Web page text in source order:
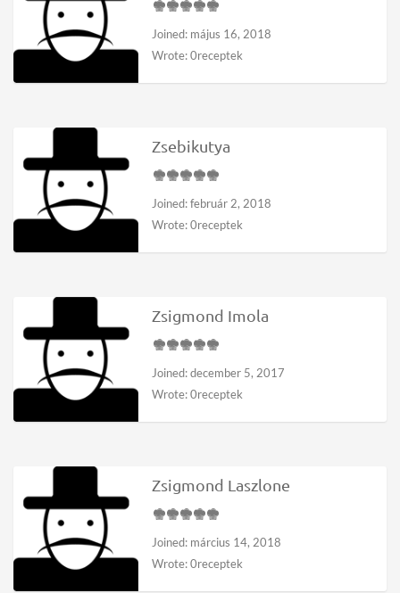
Joined: május 16, 2018
Wrote: 0receptek
Zsebikutya
Joined: február 2, 2018
Wrote: 0receptek
Zsigmond Imola
Joined: december 5, 2017
Wrote: 0receptek
Zsigmond Laszlone
Joined: március 14, 2018
Wrote: 0receptek